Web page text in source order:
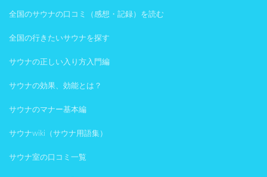
全国のサウナの口コミ（感想・記録）を読む
全国の行きたいサウナを探す
サウナの正しい入り方入門編
サウナの効果、効能とは？
サウナのマナー基本編
サウナwiki（サウナ用語集）
サウナ室の口コミ一覧